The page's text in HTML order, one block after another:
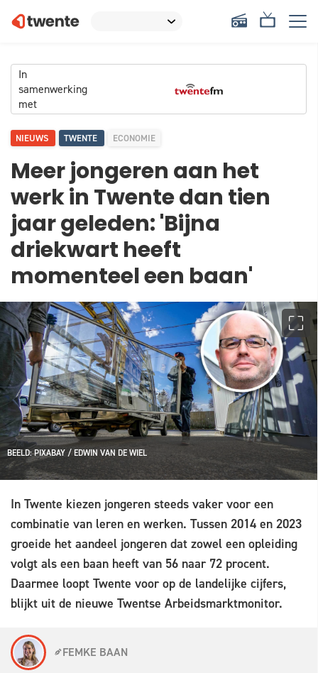
In
samenwerking
met
NIEUWS TWENTE ECONOMIE
Meer jongeren aan het
werk in Twente dan tien
jaar geleden: 'Bijna
driekwart heeft
momenteel een baan'
BEELD: PIXABAY / EDWIN VAN DE WIEL
In Twente kiezen jongeren steeds vaker voor een
combinatie van leren en werken. Tussen 2014 en 2023
groeide het aandeel jongeren dat zowel een opleiding
volgt als een baan heeft van 56 naar 72 procent.
Daarmee loopt Twente voor op de landelijke cijfers,
blijkt uit de nieuwe Twentse Arbeidsmarktmonitor.
FEMKE BAAN